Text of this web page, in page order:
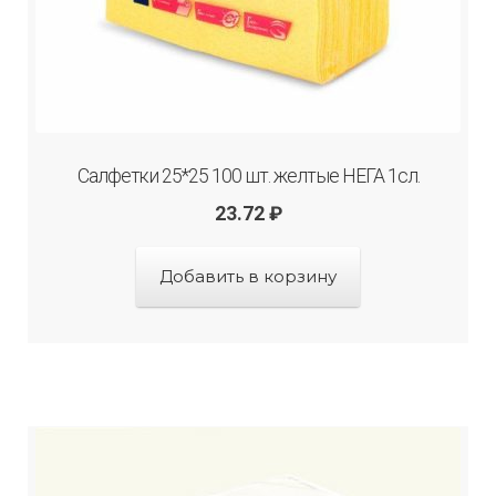
Салфетки 25*25 100 шт. желтые НЕГА 1сл.
23.72 ₽
Добавить в корзину